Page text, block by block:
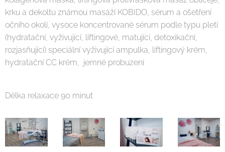
krku a dekoltu známou masáží KOBIDO, sérum a ošetření
očního okolí, vysoce koncentrované sérum podle typu pleti
(hydratační, vyživující, liftingové, matující, detoxikační,
rozjasňující) speciální vyživující ampulka, liftingový krém,
hydratační CC krém, jemné probuzení
Délka relaxace 90 minut